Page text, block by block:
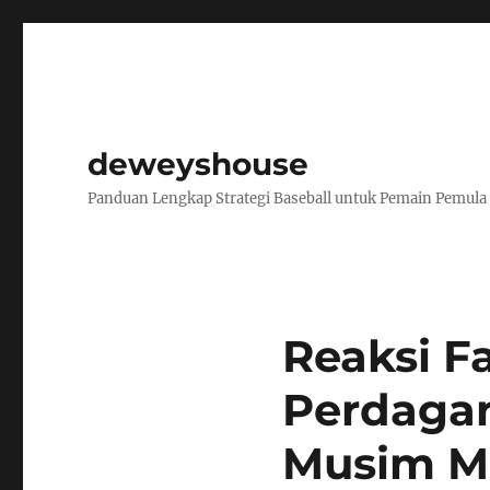
deweyshouse
Panduan Lengkap Strategi Baseball untuk Pemain Pemula
Reaksi
Musim